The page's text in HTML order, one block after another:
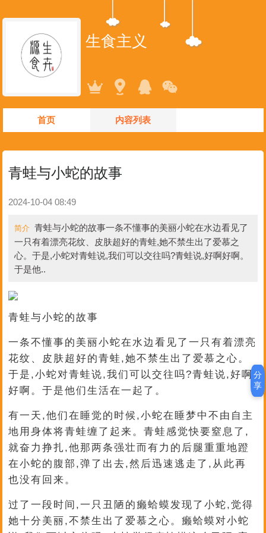
生食主义
首页 内容列表
青蛙与小蛇的故事
2024-10-04 08:49
简介 青蛙与小蛇的故事一条不懂事的美丽小蛇在水边看见了
一只有着漂亮花纹、皮肤超好的青蛙,她不禁生出了爱慕之
心。于是,小蛇对青蛙说,我们可以交往吗?青蛙说,好啊好啊。
于是他..
青蛙与小蛇的故事
一条不懂事的美丽小蛇在水边看见了一只有着漂亮
花纹、皮肤超好的青蛙,她不禁生出了爱慕之心。
于是,小蛇对青蛙说,我们可以交往吗?青蛙说,好啊
好啊。于是他们生活在一起了。
有一天,他们在睡觉的时候,小蛇在睡梦中不由自主
地用身体将青蛙缠了起来。青蛙感觉快要窒息了,
就奋力挣扎,他那两条强壮而有力的后腿重重地蹬
在小蛇的腹部,弹了出去,然后迅速逃走了,从此再
也没有回来。
过了一段时间,一只丑陋的癞蛤蟆发现了小蛇,觉得
她十分美丽,不禁生出了爱慕之心。癞蛤蟆对小蛇
分
享